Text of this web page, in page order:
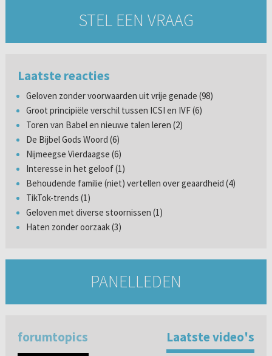
STEL EEN VRAAG
Laatste reacties
Geloven zonder voorwaarden uit vrije genade (98)
Groot principiële verschil tussen ICSI en IVF (6)
Toren van Babel en nieuwe talen leren (2)
De Bijbel Gods Woord (6)
Nijmeegse Vierdaagse (6)
Interesse in het geloof (1)
Behoudende familie (niet) vertellen over geaardheid (4)
TikTok-trends (1)
Geloven met diverse stoornissen (1)
Haten zonder oorzaak (3)
PANELLEDEN
forumtopics Laatste video's